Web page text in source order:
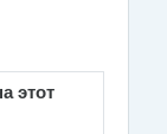
этот